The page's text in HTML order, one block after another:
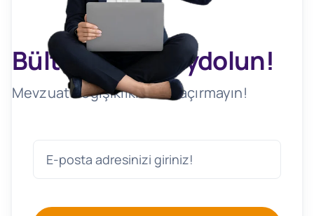
Bültenimize Kaydolun!
Mevzuat Değişikliklerini Kaçırmayın!